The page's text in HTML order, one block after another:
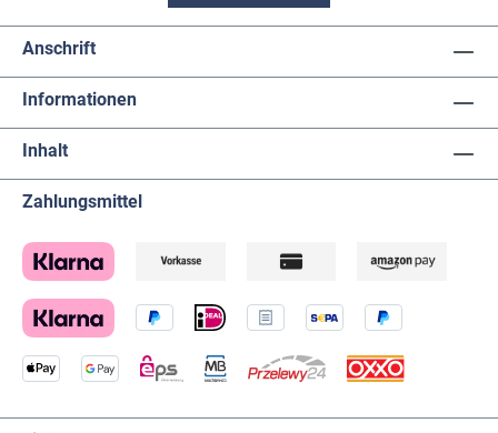
Anschrift
Informationen
Inhalt
Zahlungsmittel